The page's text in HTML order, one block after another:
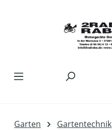
Garten Gartentechnik